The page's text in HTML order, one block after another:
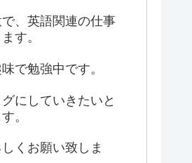
、英語関連の仕事
す。
で勉強中です。
にしていきたいと
。
くお願い致しま